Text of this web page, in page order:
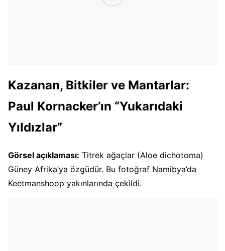
Kazanan, Bitkiler ve Mantarlar:
Paul Kornacker’ın “Yukarıdaki
Yıldızlar”
Görsel açıklaması: Titrek ağaçlar (Aloe dichotoma)
Güney Afrika’ya özgüdür. Bu fotoğraf Namibya’da
Keetmanshoop yakınlarında çekildi.